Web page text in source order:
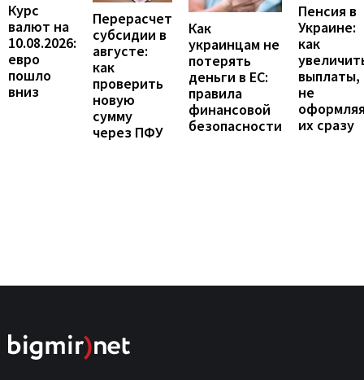
Курс
валют на
10.08.2026:
евро
пошло
вниз
Перерасчет
субсидии в
августе:
как
проверить
новую
сумму
через ПФУ
Как
украинцам не
потерять
деньги в ЕС:
правила
финансовой
безопасности
Пенсия в
Украине:
как
выплаты,
не
их сразу